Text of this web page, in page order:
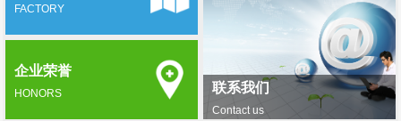
联系我们
Contact us
FACTORY
企业荣誉
HONORS